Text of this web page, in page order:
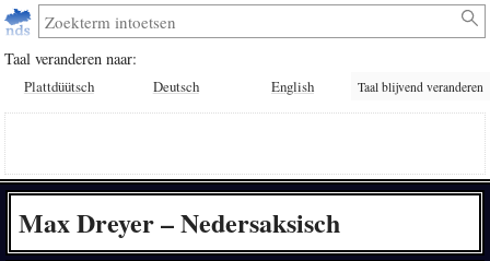
Taal veranderen naar:
Plattdüütsch Deutsch English Taal blijvend veranderen
Max Dreyer – Nedersaksisch